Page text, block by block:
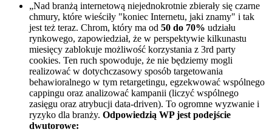
„Nad branżą internetową niejednokrotnie zbierały się czarne
chmury, które wieściły "koniec Internetu, jaki znamy" i tak
jest też teraz. Chrom, który ma od 50 do 70% udziału
rynkowego, zapowiedział, że w perspektywie kilkunastu
miesięcy zablokuje możliwość korzystania z 3rd party
cookies. Ten ruch spowoduje, że nie będziemy mogli
realizować w dotychczasowy sposób targetowania
behawioralnego w tym retargetingu, egzekwować wspólnego
cappingu oraz analizować kampanii (liczyć wspólnego
zasięgu oraz atrybucji data-driven). To ogromne wyzwanie i
ryzyko dla branży.​ Odpowiedzią WP jest podejście
dwutorowe: ​